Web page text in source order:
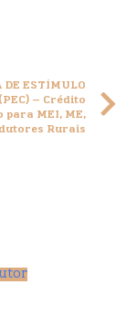
DE ESTÍMULO
– Crédito
para MEI, ME,
Rurais